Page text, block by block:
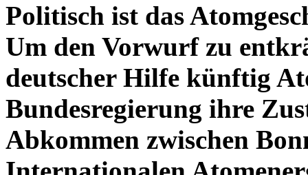
Politisch ist das
Um den Vorwurf zu
deutscher Hilfe künftig
Bundesregierung ihre
Abkommen zwischen